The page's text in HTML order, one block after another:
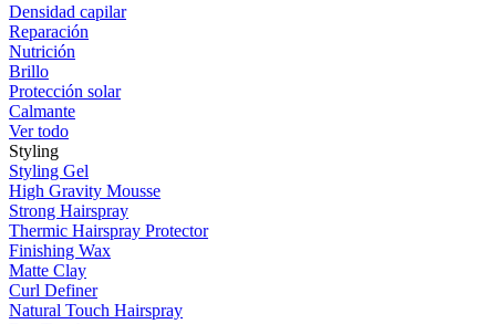
Densidad capilar
Reparación
Nutrición
Brillo
Protección solar
Calmante
Ver todo
Styling
Styling Gel
High Gravity Mousse
Strong Hairspray
Thermic Hairspray Protector
Finishing Wax
Matte Clay
Curl Definer
Natural Touch Hairspray